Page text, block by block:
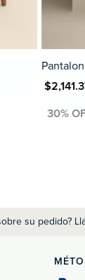
MXN
su pedido?